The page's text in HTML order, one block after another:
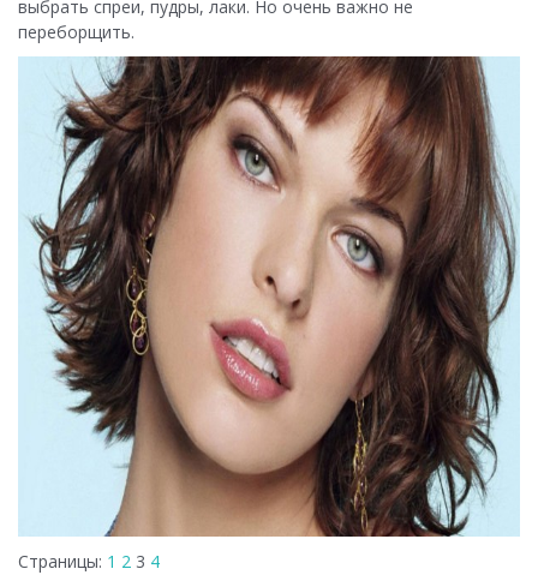
выбрать спреи, пудры, лаки. Но очень важно не
переборщить.
Страницы: 1 2 3 4